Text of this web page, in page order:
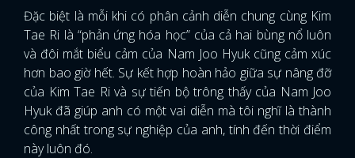
Đặc biệt là mỗi khi có phân cảnh diễn chung cùng Kim
Tae Ri là “phản ứng hóa học” của cả hai bùng nổ luôn
và đôi mắt biểu cảm của Nam Joo Hyuk cũng cảm xúc
hơn bao giờ hết. Sự kết hợp hoàn hảo giữa sự nâng đỡ
của Kim Tae Ri và sự tiến bộ trông thấy của Nam Joo
Hyuk đã giúp anh có một vai diễn mà tôi nghĩ là thành
công nhất trong sự nghiệp của anh, tính đến thời điểm
này luôn đó.